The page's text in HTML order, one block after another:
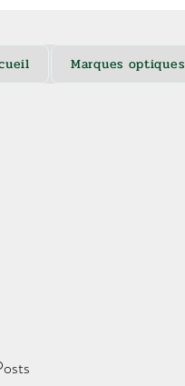
Marques optiques